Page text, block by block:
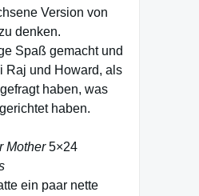
Version von
denken.
Spaß gemacht und
Raj und Howard, als
haben, was
haben.
Mother5×24
ein paar nette